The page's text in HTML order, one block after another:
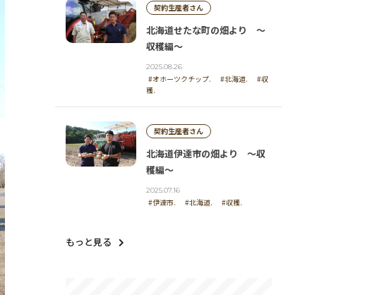
契約生産者さん
北海道せたな町の畑より ～
収穫編～
2025.08.26
#オホーツクチップ. #北海道.
#収
穫.
契約生産者さん
北海道伊達市の畑より ～収
穫編～
2025.07.16
#伊達市. #北海道. #収穫.
もっと見る